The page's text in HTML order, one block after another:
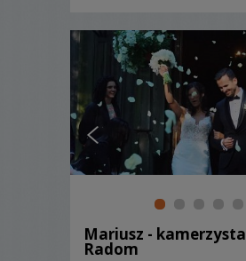
Mariusz - kamerzysta
Radom